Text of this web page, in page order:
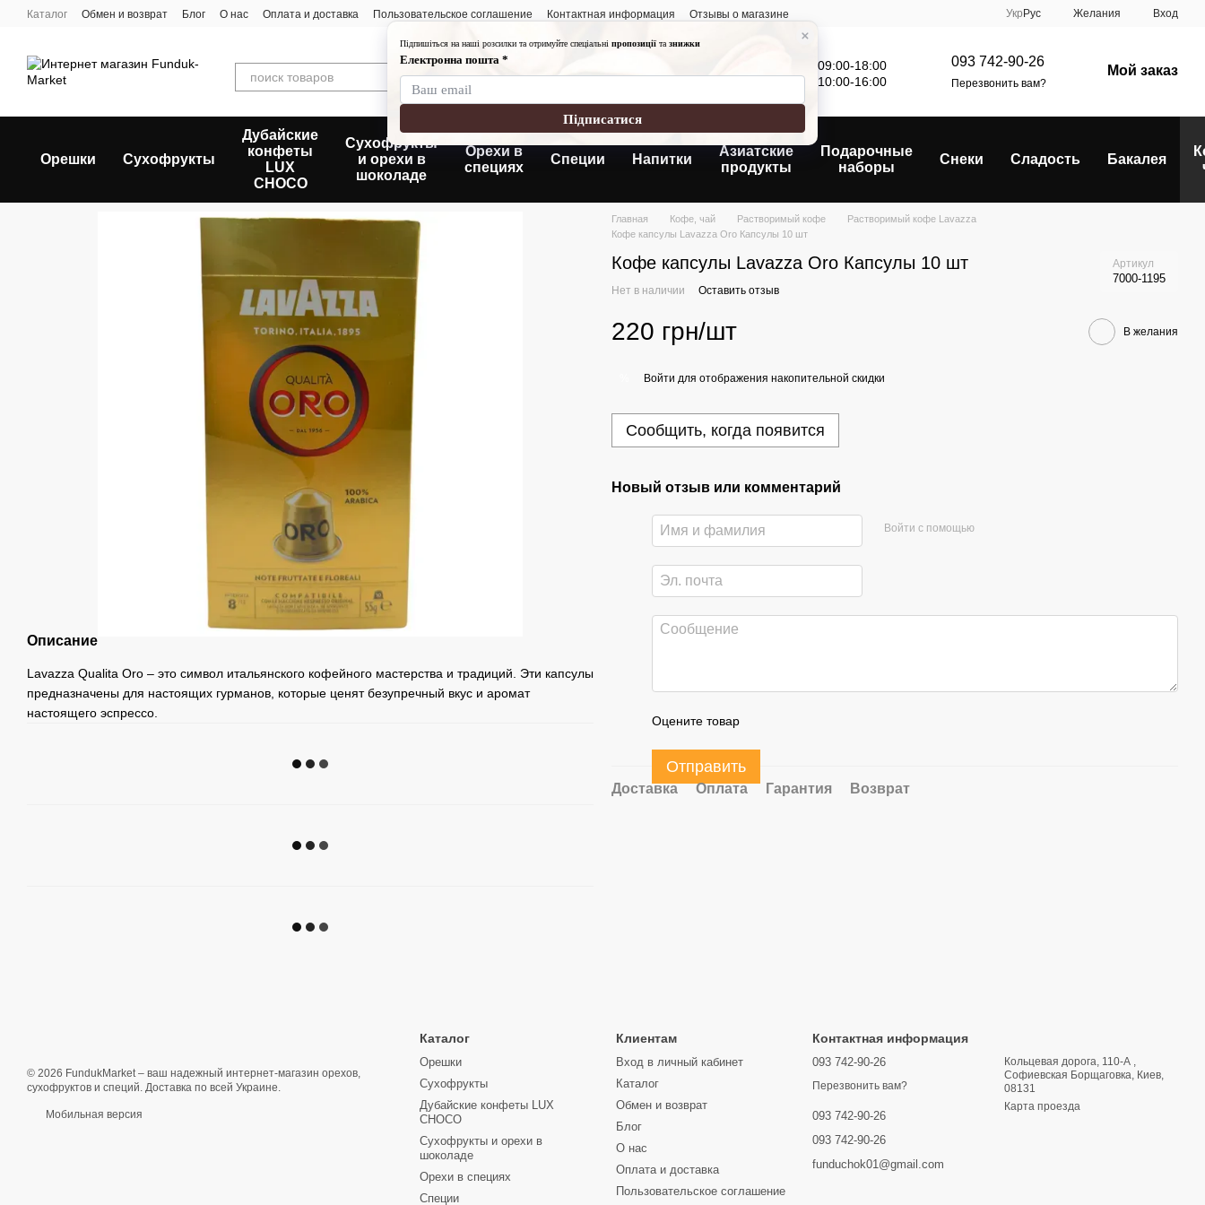
Перейти к основному контенту
Каталог Обмен и возврат Блог О нас Оплата и доставка Пользовательское соглашение Контактная информация Отзывы о магазине Укр Рус Желания Вход
График работы:
Понедельник-пятница: 09:00-18:00
Суббота- воскресенье: 10:00-16:00
093 742-90-26
Перезвонить вам?
Мой заказ
Орешки Сухофрукты
Дубайские
конфеты
LUX
CHOCO
Сухофрукты
и орехи в
шоколаде
Орехи в
специях
Специи Напитки
Азиатские
продукты
Подарочные
наборы
Снеки Сладость Бакалея
Описание
Lavazza Qualita Oro – это символ итальянского кофейного мастерства и традиций. Эти капсулы
предназначены для настоящих гурманов, которые ценят безупречный вкус и аромат
настоящего эспрессо.
Главная Кофе, чай Растворимый кофе
Растворимый кофе Lavazza
Кофе капсулы Lavazza Oro Капсулы 10 шт
Кофе капсулы Lavazza Oro Капсулы 10 шт Артикул
7000-1195
Нет в наличии Оставить отзыв
220 грн/шт В желания
Войти для отображения накопительной скидки
Сообщить, когда появится
Новый отзыв или комментарий
Войти с помощью
Оцените товар
Отправить
Доставка Оплата Гарантия Возврат
© 2026 FundukMarket – ваш надежный интернет-магазин орехов,
сухофруктов и специй. Доставка по всей Украине.
Мобильная версия
Каталог
Орешки
Сухофрукты
Дубайские конфеты LUX
CHOCO
Сухофрукты и орехи в
шоколаде
Орехи в специях
Специи
Клиентам
Вход в личный кабинет
Каталог
Обмен и возврат
Блог
О нас
Оплата и доставка
Пользовательское соглашение
Контактная информация
093 742-90-26
Перезвонить вам?
093 742-90-26
093 742-90-26
funduchok01@gmail.com
Кольцевая дорога, 110-А ,
Софиевская Борщаговка, Киев,
08131
Карта проезда